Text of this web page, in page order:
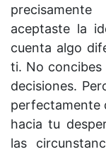
aceptaste la
cuenta algo
ti. No concibes
decisiones.
perfectamente
hacia tu
las